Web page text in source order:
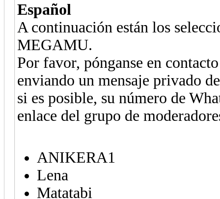
Español
A continuación están los
MEGAMU.
Por favor, pónganse en
enviando un mensaje privado
si es posible, su número de
enlace del grupo de
ANIKERA1
Lena
Matatabi